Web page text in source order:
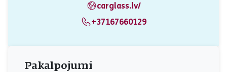
carglass.lv/
+37167660129
Pakalpojumi